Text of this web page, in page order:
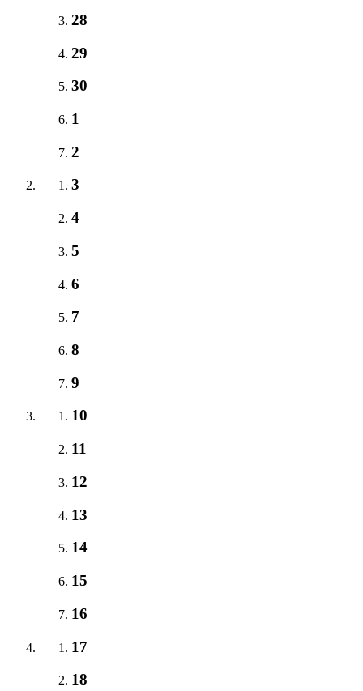
28
29
30
1
2
3
4
5
6
7
8
9
10
11
12
13
14
15
16
17
18